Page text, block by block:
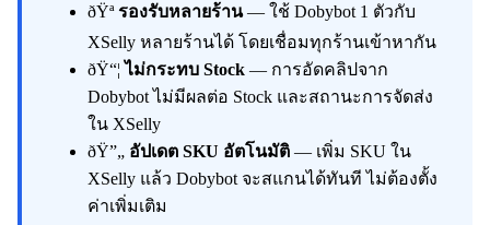
ðŸªรองรับหลายร้าน— ใช้ Dobybot 1 ตัวกับ
XSelly หลายร้านได้ โดยเชื่อมทุกร้านเข้าหากัน
ðŸ“¦ไม่กระทบ Stock — การอัดคลิปจาก
Dobybot ไม่มีผลต่อ Stock และสถานะการจัดส่ง
ใน XSelly
ðŸ”„ อัปเดต SKU อัตโนมัติ — เพิ่ม SKU ใน
XSelly แล้ว Dobybot จะสแกนได้ทันที ไม่ต้องตั้ง
ค่าเพิ่มเติม